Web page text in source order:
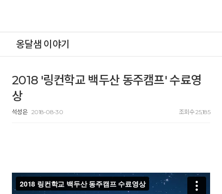
옹달샘 이야기
2018 '링컨학교 백두산 동주캠프' 수료영
상
석성은 2018-08-30 조회수 25,185